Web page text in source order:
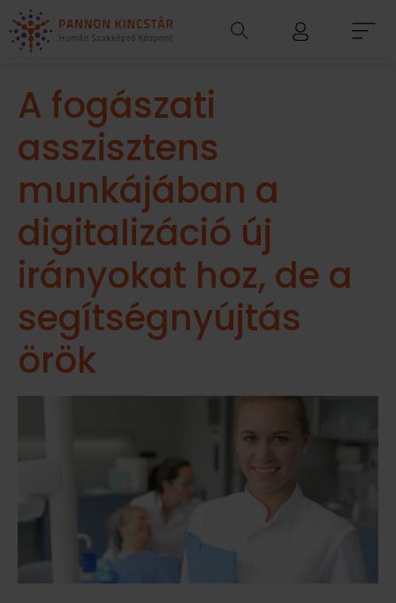
A fogászati
asszisztens
munkájában a
digitalizáció új
irányokat hoz, de a
segítségnyújtás
örök